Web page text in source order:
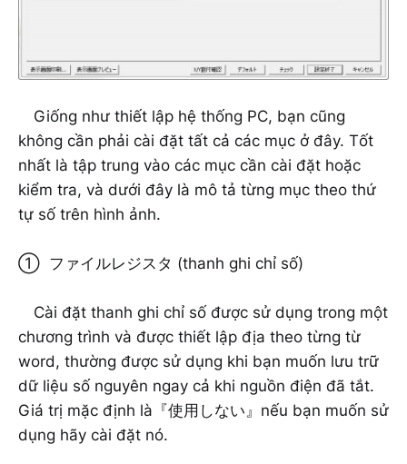
Giống như thiết lập hệ thống PC, bạn cũng
không cần phải cài đặt tất cả các mục ở đây. Tốt
nhất là tập trung vào các mục cần cài đặt hoặc
kiểm tra, và dưới đây là mô tả từng mục theo thứ
tự số trên hình ảnh.
① ファイルレジスタ (thanh ghi chỉ số)
Cài đặt thanh ghi chỉ số được sử dụng trong một
chương trình và được thiết lập địa theo từng từ
word, thường được sử dụng khi bạn muốn lưu trữ
dữ liệu số nguyên ngay cả khi nguồn điện đã tắt.
Giá trị mặc định là『使用しない』nếu bạn muốn sử
dụng hãy cài đặt nó.